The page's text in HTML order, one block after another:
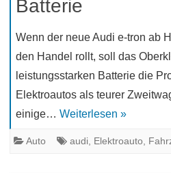
Batterie
Wenn der neue Audi e-tron ab
den Handel rollt, soll das
leistungsstarken Batterie die
Elektroautos als teurer
einige… Weiterlesen »
Auto audi Elektroauto